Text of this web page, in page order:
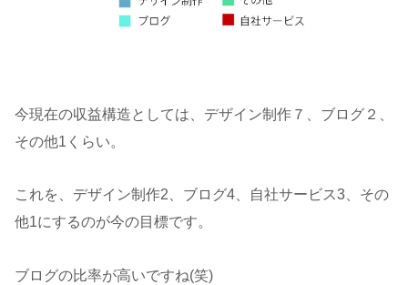
今現在の収益構造としては、デザイン制作７、ブログ２、
その他1くらい。
これを、デザイン制作2、ブログ4、自社サービス3、その
他1にするのが今の目標です。
ブログの比率が高いですね(笑)